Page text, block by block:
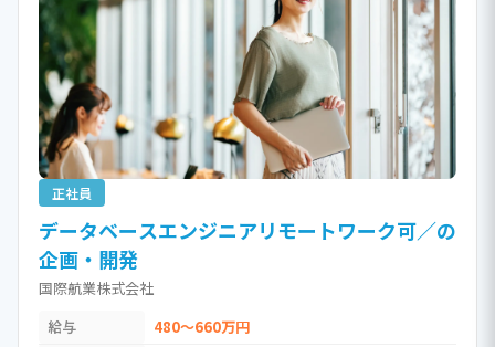
正社員
データベースエンジニアリモートワーク可／の
企画・開発
国際航業株式会社
給与
480～660万円